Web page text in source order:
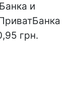
и
грн.